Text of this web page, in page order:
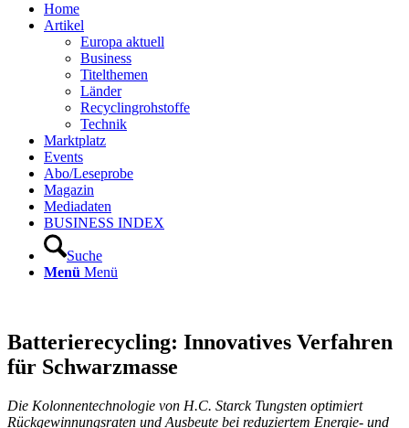
Home
Artikel
Europa aktuell
Business
Titelthemen
Länder
Recyclingrohstoffe
Technik
Marktplatz
Events
Abo/Leseprobe
Magazin
Mediadaten
BUSINESS INDEX
Suche
Menü Menü
Batterierecycling: Innovatives Verfahren
für Schwarzmasse
Die Kolonnentechnologie von H.C. Starck Tungsten optimiert
Rückgewinnungsraten und Ausbeute bei reduziertem Energie- und